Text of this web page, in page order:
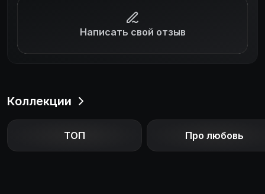
Написать свой отзыв
Коллекции
ТОП Про любовь